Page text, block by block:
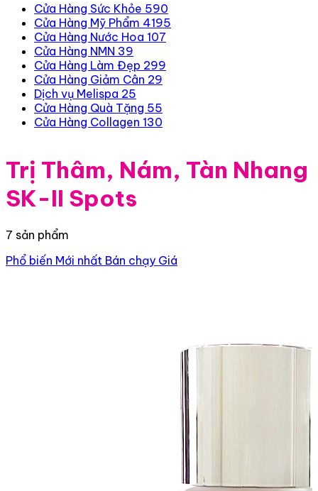
Cửa Hàng Sức Khỏe 590
Cửa Hàng Mỹ Phẩm 4195
Cửa Hàng Nước Hoa 107
Cửa Hàng NMN 39
Cửa Hàng Làm Đẹp 299
Cửa Hàng Giảm Cân 29
Dịch vụ Melispa 25
Cửa Hàng Quà Tặng 55
Cửa Hàng Collagen 130
Trị Thâm, Nám, Tàn Nhang
SK-II Spots
7 sản phẩm
Phổ biến Mới nhất Bán chạy Giá